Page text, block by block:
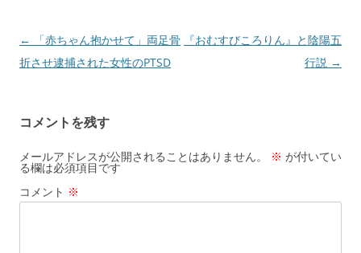
投
稿
ゲ
ー
シ
ョ
←
「赤ちゃん抱かせて」両足骨
折させ逮捕された女性のPTSD
『おむすびころりん』と陰陽五
行説 →
コメントを残す
メールアドレスが公開されることはありません。 ※ が付いてい
る欄は必須項目です
コメント ※